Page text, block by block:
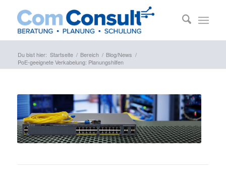
Du bist hier: Startseite / Bereich / Blog/News /
PoE-geeignete Verkabelung: Planungshilfen